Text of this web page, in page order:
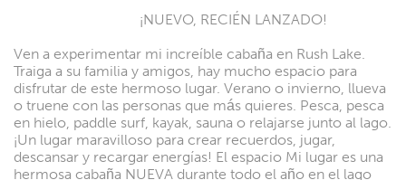
¡NUEVO, RECIÉN LANZADO!
Ven a experimentar mi increíble cabaña en Rush Lake.
Traiga a su familia y amigos, hay mucho espacio para
disfrutar de este hermoso lugar. Verano o invierno, llueva
o truene con las personas que más quieres. Pesca, pesca
en hielo, paddle surf, kayak, sauna o relajarse junto al lago.
¡Un lugar maravilloso para crear recuerdos, jugar,
descansar y recargar energías! El espacio Mi lugar es una
hermosa cabaña NUEVA durante todo el año en el lago